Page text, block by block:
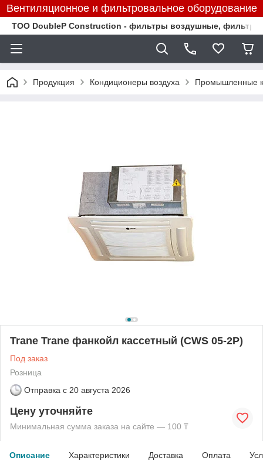
Вентиляционное и фильтровальное оборудование
TOO DoubleP Construction - фильтры воздушные,
Продукция Кондиционеры воздуха Промышленные
Trane Trane фанкойл кассетный (CWS 05-2Р)
Под заказ
Розница
Отправка с 20 августа 2026
Цену уточняйте
Минимальная сумма заказа на сайте — 100 ₸
Описание Характеристики Доставка Оплата